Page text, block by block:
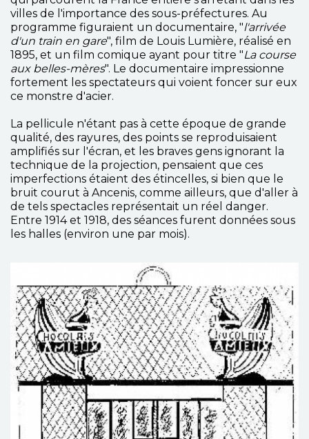
villes de l'importance des sous-préfectures. Au
programme figuraient un documentaire, "l'arrivée
d'un train en gare", film de Louis Lumière, réalisé en
1895, et un film comique ayant pour titre "La course
aux belles-mères". Le documentaire impressionne
fortement les spectateurs qui voient foncer sur eux
ce monstre d'acier.
La pellicule n'étant pas à cette époque de grande
qualité, des rayures, des points se reproduisaient
amplifiés sur l'écran, et les braves gens ignorant la
technique de la projection, pensaient que ces
imperfections étaient des étincelles, si bien que le
bruit courut à Ancenis, comme ailleurs, que d'aller à
de tels spectacles représentait un réel danger.
Entre 1914 et 1918, des séances furent données sous
les halles (environ une par mois).